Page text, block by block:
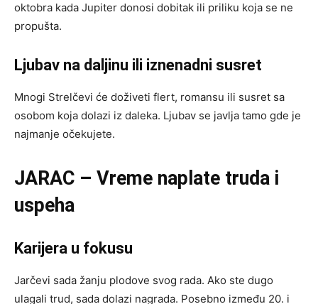
oktobra kada Jupiter donosi dobitak ili priliku koja se ne
propušta.
Ljubav na daljinu ili iznenadni susret
Mnogi Strelčevi će doživeti flert, romansu ili susret sa
osobom koja dolazi iz daleka. Ljubav se javlja tamo gde je
najmanje očekujete.
JARAC – Vreme naplate truda i
uspeha
Karijera u fokusu
Jarčevi sada žanju plodove svog rada. Ako ste dugo
ulagali trud, sada dolazi nagrada. Posebno između 20. i